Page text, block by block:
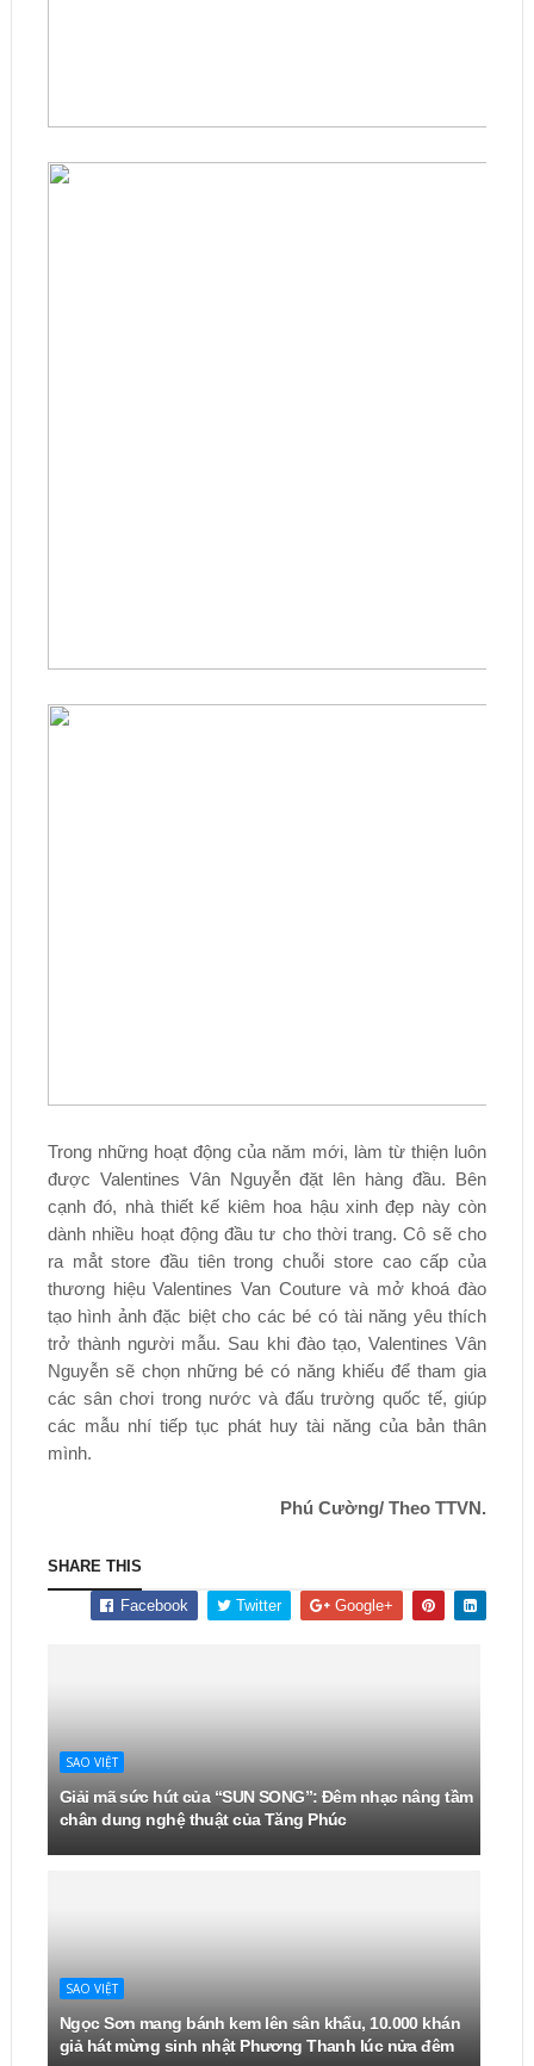
Trong những hoạt động của năm mới, làm từ thiện luôn
được Valentines Vân Nguyễn đặt lên hàng đầu. Bên
cạnh đó, nhà thiết kế kiêm hoa hậu xinh đẹp này còn
dành nhiều hoạt động đầu tư cho thời trang. Cô sẽ cho
ra mẳt store đầu tiên trong chuỗi store cao cấp của
thương hiệu Valentines Van Couture và mở khoá đào
tạo hình ảnh đặc biệt cho các bé có tài năng yêu thích
trở thành người mẫu. Sau khi đào tạo, Valentines Vân
Nguyễn sẽ chọn những bé có năng khiếu để tham gia
các sân chơi trong nước và đấu trường quốc tế, giúp
các mẫu nhí tiếp tục phát huy tài năng của bản thân
mình.
Phú Cường/ Theo TTVN.
SHARE THIS
Facebook Twitter Google+
SAO VIỆT
Giải mã sức hút của “SUN SONG”: Đêm nhạc nâng tầm
chân dung nghệ thuật của Tăng Phúc
SAO VIỆT
Ngọc Sơn mang bánh kem lên sân khấu, 10.000 khán
giả hát mừng sinh nhật Phương Thanh lúc nửa đêm